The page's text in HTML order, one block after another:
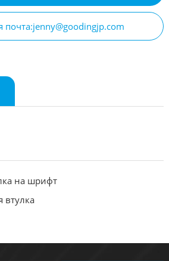
почта:jenny@goodingjp.com
на шрифт
втулка